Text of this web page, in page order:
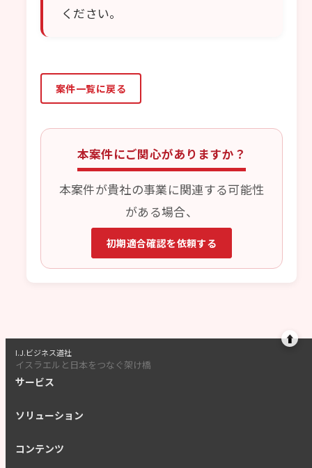
ください。
案件一覧に戻る
本案件にご関心がありますか？
本案件が貴社の事業に関連する可能性
がある場合、
初期適合確認を依頼する
⬆
I.J.ビジネス道社
イスラエルと日本をつなぐ架け橋
サービス
ソリューション
コンテンツ